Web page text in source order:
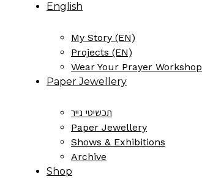
English
My Story (EN)
Projects (EN)
Wear Your Prayer Workshop
Paper Jewellery
תכשיטי נייר
Paper Jewellery
Shows & Exhibitions
Archive
Shop